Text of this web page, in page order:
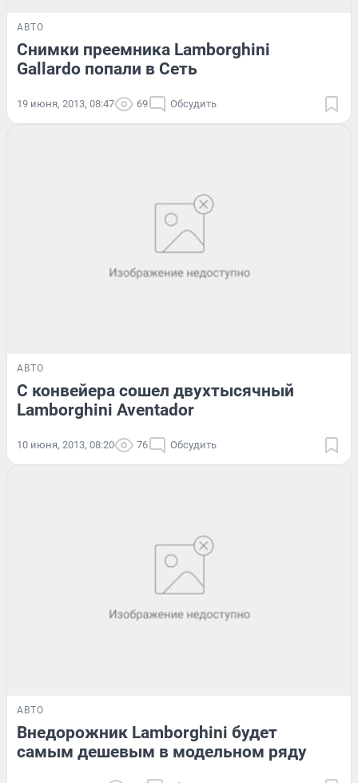
АВТО
Снимки преемника Lamborghini
Gallardo попали в Сеть
19 июня, 2013, 08:47 69 Обсудить
АВТО
С конвейера сошел двухтысячный
Lamborghini Aventador
10 июня, 2013, 08:20 76 Обсудить
АВТО
Внедорожник Lamborghini будет
самым дешевым в модельном ряду